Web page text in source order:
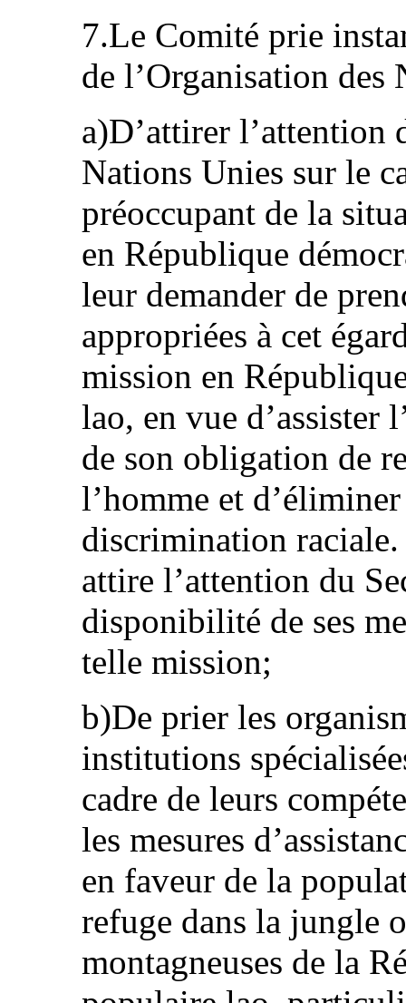
7.Le Comité prie
de l’Organisation des
a)D’attirer l’attention
Nations Unies sur le
préoccupant de la
en République
leur demander de
appropriées à cet
mission en
lao, en vue d’assister
de son obligation de
l’homme et
discrimination
attire l’attention du
disponibilité de ses
telle mission;
b)De prier les
institutions
cadre de leurs
les mesures
en faveur de la
refuge dans la jungle
montagneuses de la